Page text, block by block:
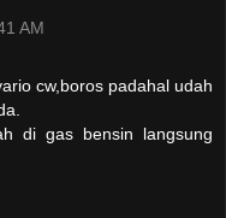
AM
cw,boros padahal udah
di gas bensin langsung